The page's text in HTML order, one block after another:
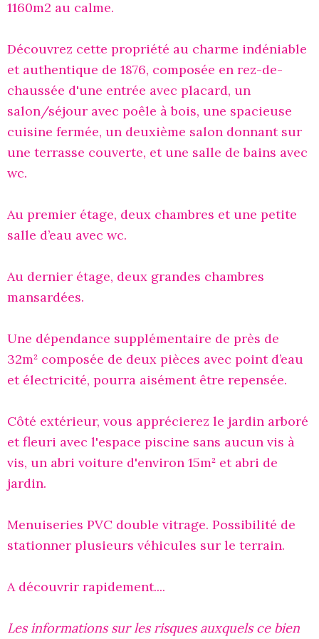
1160m2 au calme.
Découvrez cette propriété au charme indéniable
et authentique de 1876, composée en rez-de-
chaussée d'une entrée avec placard, un
salon/séjour avec poêle à bois, une spacieuse
cuisine fermée, un deuxième salon donnant sur
une terrasse couverte, et une salle de bains avec
wc.
Au premier étage, deux chambres et une petite
salle d’eau avec wc.
Au dernier étage, deux grandes chambres
mansardées.
Une dépendance supplémentaire de près de
32m² composée de deux pièces avec point d’eau
et électricité, pourra aisément être repensée.
Côté extérieur, vous apprécierez le jardin arboré
et fleuri avec l'espace piscine sans aucun vis à
vis, un abri voiture d'environ 15m² et abri de
jardin.
Menuiseries PVC double vitrage. Possibilité de
stationner plusieurs véhicules sur le terrain.
A découvrir rapidement....
Les informations sur les risques auxquels ce bien